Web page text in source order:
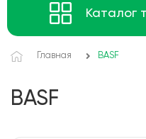
Каталог
Главная BASF
BASF